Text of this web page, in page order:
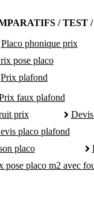
/ TEST
Placo phonique prix
pose placo
Prix plafond
faux plafond
prix
placo plafond
placo
pose placo m2 avec